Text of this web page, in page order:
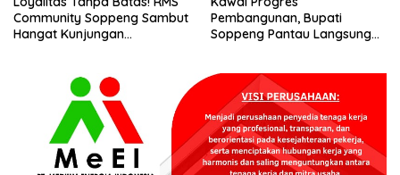
Community Soppeng Sambut
Hangat Kunjungan
Pembangunan, Bupati
Soppeng Pantau Langsung